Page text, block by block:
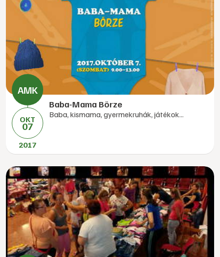
OKT
07
2017
Baba-Mama Börze
Baba, kismama, gyermekruhák, játékok...